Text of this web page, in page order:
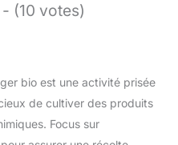
(10 votes)
bio est une activité prisée
de cultiver des produits
Focus sur